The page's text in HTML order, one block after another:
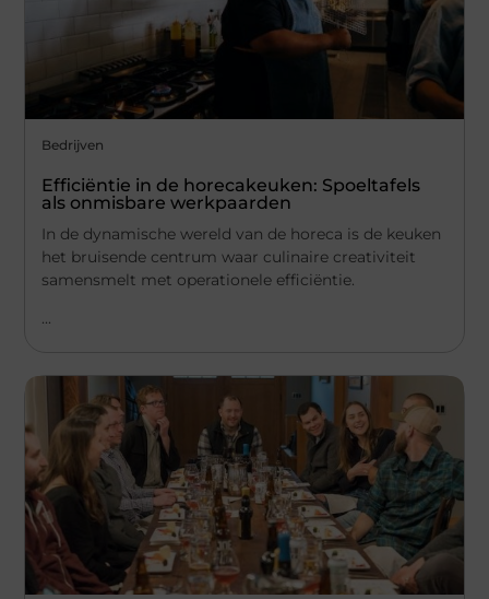
Bedrijven
Efficiëntie in de horecakeuken: Spoeltafels
als onmisbare werkpaarden
In de dynamische wereld van de horeca is de keuken
het bruisende centrum waar culinaire creativiteit
samensmelt met operationele efficiëntie.
...